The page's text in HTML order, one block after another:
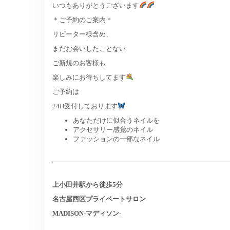
いつもありがとうございます
＊ご予約のご案内＊
リピーター様含め、
まだお会いしたことない
ご新規のお客様も
楽しみにお待ちしてます
ご予約は
24H受付しております
あなただけに似合うネイルを
アクセサリー感覚のネイル
ファッションの一部なネイル
上小田井駅から徒歩5分
名古屋西区プライベートサロン
MADISON-マディソン-